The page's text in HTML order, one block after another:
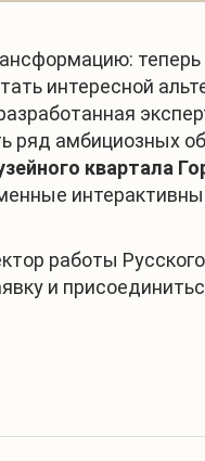
теперь
интересной
ряд
квартала
работы
и